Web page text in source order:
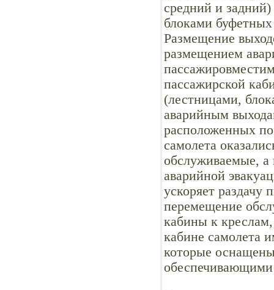
средний и
блоками
Размещение
размещением
пассажирской
(лестницами,
аварийным
расположенных
самолета
обслуживаемые, а
аварийной
ускоряет раздачу
перемещение
кабины к
кабине самолета
которые
обеспечивающими